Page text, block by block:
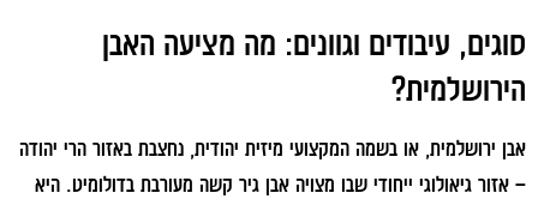
סוגים, עיבודים וגוונים: מה מציעה האבן
הירושלמית?
אבן ירושלמית, או בשמה המקצועי מיזית יהודית, נחצבת באזור הרי יהודה
– אזור גיאולוגי ייחודי שבו מצויה אבן גיר קשה מעורבת בדולומיט. היא